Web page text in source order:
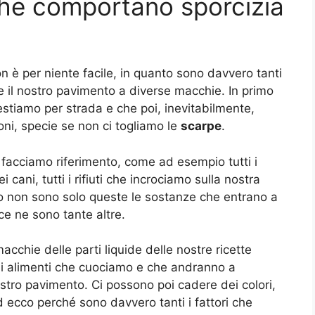
comportano sporcizia
è per niente facile, in quanto sono davvero tanti
nostro pavimento a diverse macchie. In primo
per strada e che poi, inevitabilmente,
specie se non ci togliamo le scarpe.
riferimento, come ad esempio tutti i
cani, tutti i rifiuti che incrociamo sulla nostra
sono solo queste le sostanze che entrano a
ne sono tante altre.
delle parti liquide delle nostre ricette
che cuociamo e che andranno a
pavimento. Ci possono poi cadere dei colori,
perché sono davvero tanti i fattori che